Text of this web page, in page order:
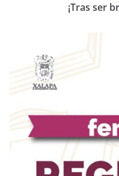
¡Tras ser